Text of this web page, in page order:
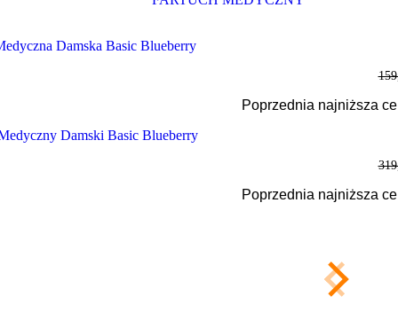
Poprzednia najniższa
Poprzednia najniższa